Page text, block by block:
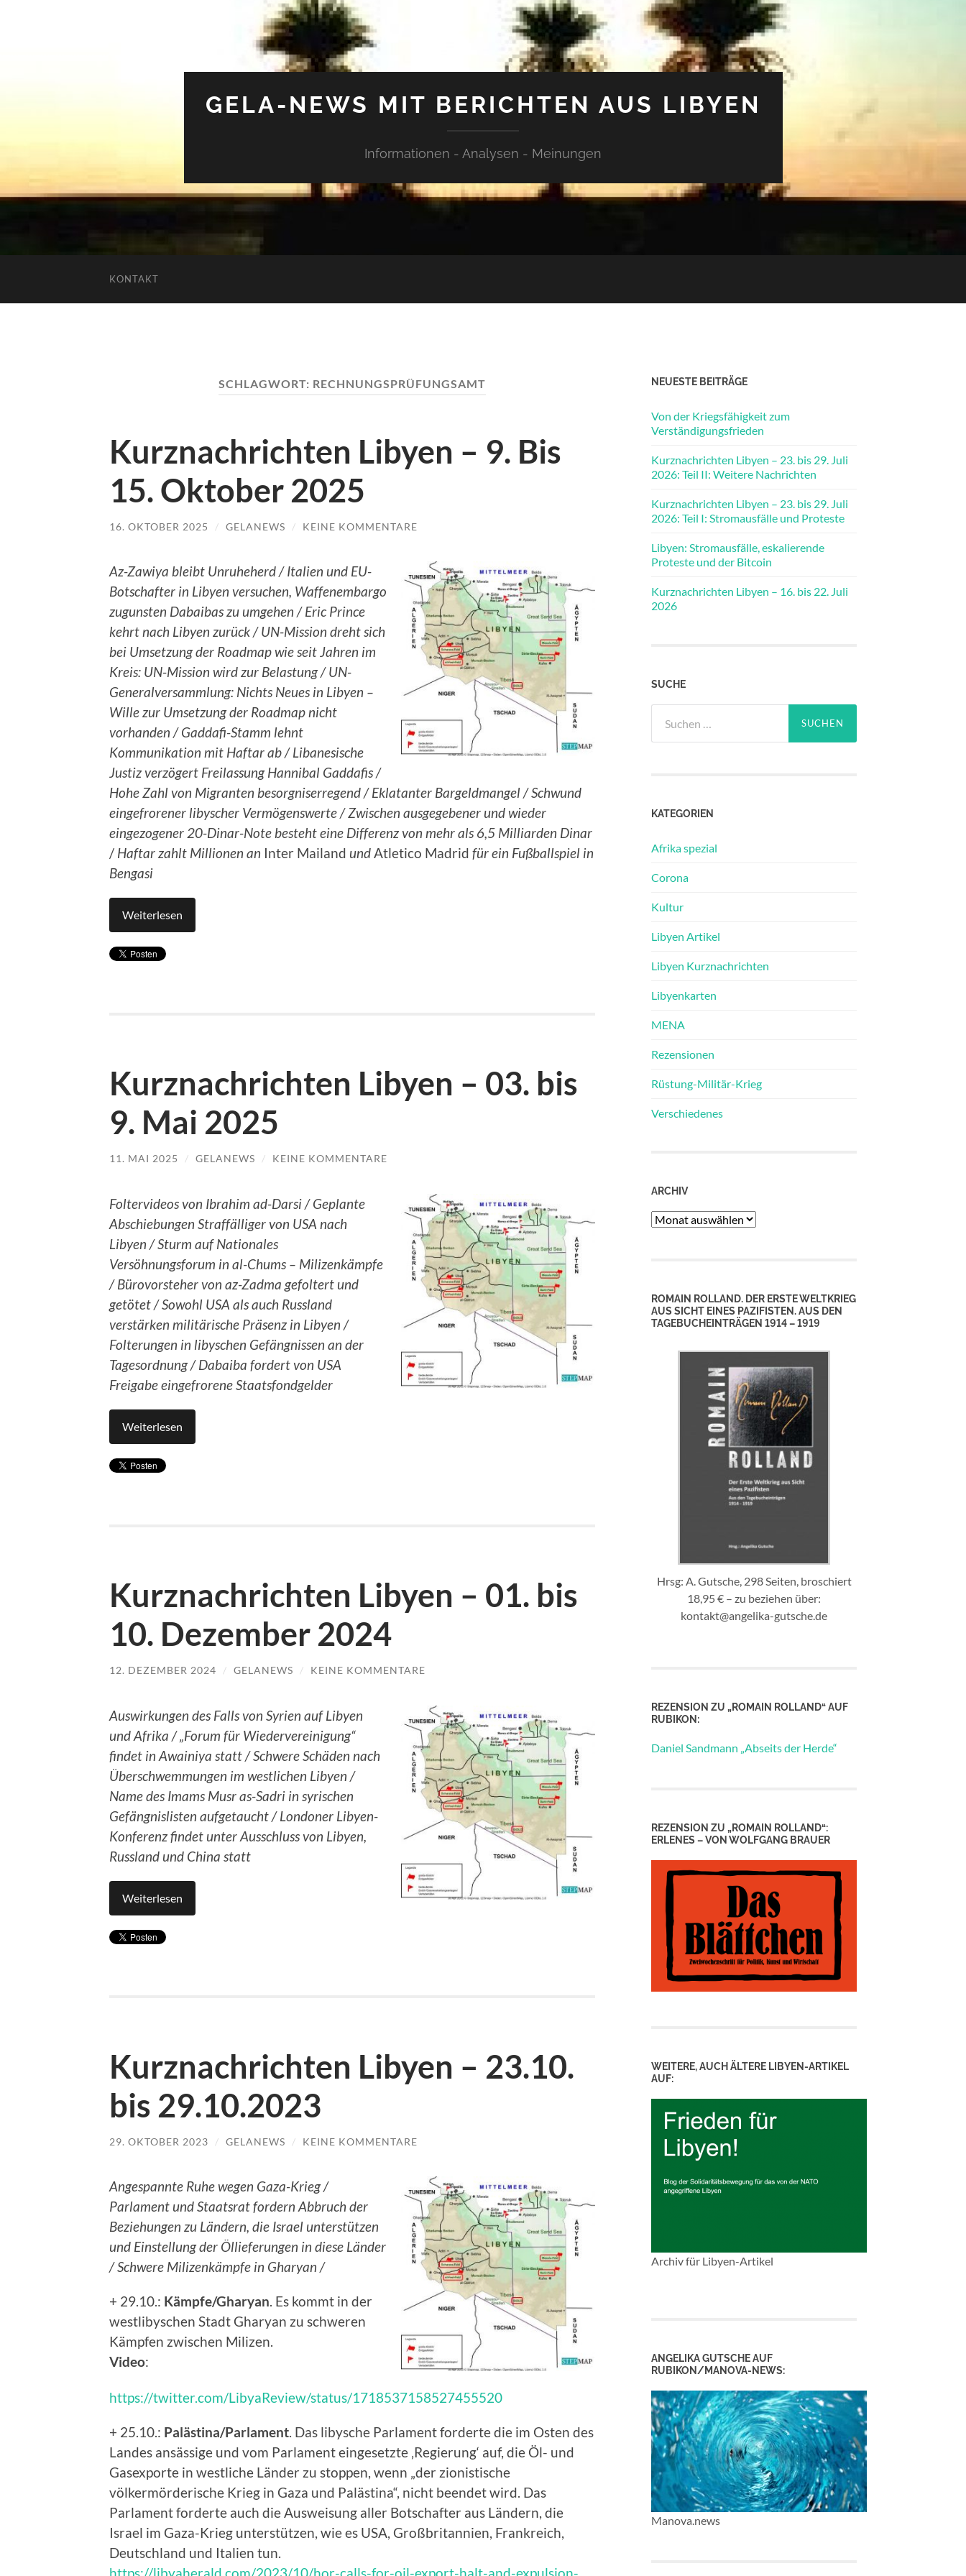
GELA-NEWS MIT BERICHTEN AUS LIBYEN
Informationen - Analysen - Meinungen
KONTAKT
SCHLAGWORT: RECHNUNGSPRÜFUNGSAMT
Kurznachrichten Libyen – 9. Bis
15. Oktober 2025
16. OKTOBER 2025 / GELANEWS / KEINE KOMMENTARE
Az-Zawiya bleibt Unruheherd / Italien und EU-
Botschafter in Libyen versuchen, Waffenembargo
zugunsten Dabaibas zu umgehen / Eric Prince
kehrt nach Libyen zurück / UN-Mission dreht sich
bei Umsetzung der Roadmap wie seit Jahren im
Kreis: UN-Mission wird zur Belastung / UN-
Generalversammlung: Nichts Neues in Libyen –
Wille zur Umsetzung der Roadmap nicht
vorhanden / Gaddafi-Stamm lehnt
Kommunikation mit Haftar ab / Libanesische
Justiz verzögert Freilassung Hannibal Gaddafis /
Hohe Zahl von Migranten besorgniserregend / Eklatanter Bargeldmangel / Schwund
eingefrorener libyscher Vermögenswerte / Zwischen ausgegebener und wieder
eingezogener 20-Dinar-Note besteht eine Differenz von mehr als 6,5 Milliarden Dinar
/ Haftar zahlt Millionen an Inter Mailand undAtletico Madrid für ein Fußballspiel in
Bengasi
Weiterlesen
Kurznachrichten Libyen – 03. bis
9. Mai 2025
11. MAI 2025 / GELANEWS / KEINE KOMMENTARE
Foltervideos von Ibrahim ad-Darsi / Geplante
Abschiebungen Straffälliger von USA nach
Libyen / Sturm auf Nationales
Versöhnungsforum in al-Chums – Milizenkämpfe
/ Bürovorsteher von az-Zadma gefoltert und
getötet / Sowohl USA als auch Russland
verstärken militärische Präsenz in Libyen /
Folterungen in libyschen Gefängnissen an der
Tagesordnung / Dabaiba fordert von USA
Freigabe eingefrorene Staatsfondgelder
Weiterlesen
Kurznachrichten Libyen – 01. bis
10. Dezember 2024
12. DEZEMBER 2024 / GELANEWS / KEINE KOMMENTARE
Auswirkungen des Falls von Syrien auf Libyen
und Afrika / „Forum für Wiedervereinigung“
findet in Awainiya statt / Schwere Schäden nach
Überschwemmungen im westlichen Libyen /
Name des Imams Musr as-Sadri in syrischen
Gefängnislisten aufgetaucht / Londoner Libyen-
Konferenz findet unter Ausschluss von Libyen,
Russland und China statt
Weiterlesen
Kurznachrichten Libyen – 23.10.
bis 29.10.2023
29. OKTOBER 2023 / GELANEWS / KEINE KOMMENTARE
Angespannte Ruhe wegen Gaza-Krieg /
Parlament und Staatsrat fordern Abbruch der
Beziehungen zu Ländern, die Israel unterstützen
und Einstellung der Öllieferungen in diese Länder
/ Schwere Milizenkämpfe in Gharyan /
+ 29.10.: Kämpfe/Gharyan. Es kommt in der
westlibyschen Stadt Gharyan zu schweren
Kämpfen zwischen Milizen.
Video:
https://twitter.com/LibyaReview/status/1718537158527455520
+ 25.10.: Palästina/Parlament. Das libysche Parlament forderte die im Osten des
Landes ansässige und vom Parlament eingesetzte ‚Regierung‘ auf, die Öl- und
Gasexporte in westliche Länder zu stoppen, wenn „der zionistische
völkermörderische Krieg in Gaza und Palästina“, nicht beendet wird. Das
Parlament forderte auch die Ausweisung aller Botschafter aus Ländern, die
Israel im Gaza-Krieg unterstützen, wie es USA, Großbritannien, Frankreich,
Deutschland und Italien tun.
https://libyaherald.com/2023/10/hor-calls-for-oil-export-halt-and-expulsion-
NEUESTE BEITRÄGE
Von der Kriegsfähigkeit zum
Verständigungsfrieden
Kurznachrichten Libyen – 23. bis 29. Juli
2026: Teil II: Weitere Nachrichten
Kurznachrichten Libyen – 23. bis 29. Juli
2026: Teil I: Stromausfälle und Proteste
Libyen: Stromausfälle, eskalierende
Proteste und der Bitcoin
Kurznachrichten Libyen – 16. bis 22. Juli
2026
SUCHE
nach:
KATEGORIEN
Afrika spezial
Corona
Kultur
Libyen Artikel
Libyen Kurznachrichten
Libyenkarten
MENA
Rezensionen
Rüstung-Militär-Krieg
Verschiedenes
ARCHIV
Archiv
ROMAIN ROLLAND. DER ERSTE WELTKRIEG
AUS SICHT EINES PAZIFISTEN. AUS DEN
TAGEBUCHEINTRÄGEN 1914 – 1919
Hrsg: A. Gutsche, 298 Seiten, broschiert
18,95 € – zu beziehen über:
kontakt@angelika-gutsche.de
REZENSION ZU „ROMAIN ROLLAND“ AUF
RUBIKON:
Daniel Sandmann „Abseits der Herde“
REZENSION ZU „ROMAIN ROLLAND“:
ERLENES – VON WOLFGANG BRAUER
WEITERE, AUCH ÄLTERE LIBYEN-ARTIKEL
AUF:
Archiv für Libyen-Artikel
ANGELIKA GUTSCHE AUF
RUBIKON/MANOVA-NEWS:
Manova.news